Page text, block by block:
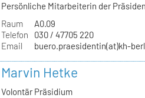
Persönliche Mitarbeiterin der
Raum
A0.09
Telefon
030 / 47705 220
Email
buero.praesidentin(at)kh-
Marvin Hetke
Volontär Präsidium